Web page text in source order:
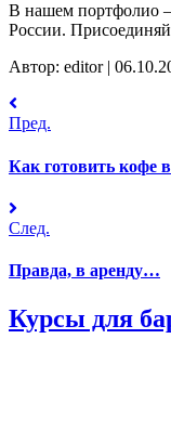
В нашем портфолио
России.
Автор: editor |
Пред.
Как готовить кофе в
След.
Правда, в аренду…
Курсы для